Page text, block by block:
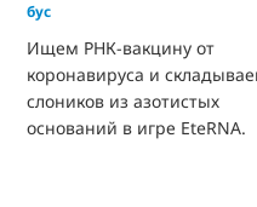
бус
Ищем РНК-вакцину от
коронавируса и
слоников из азотистых
оснований в игре EteRNA.